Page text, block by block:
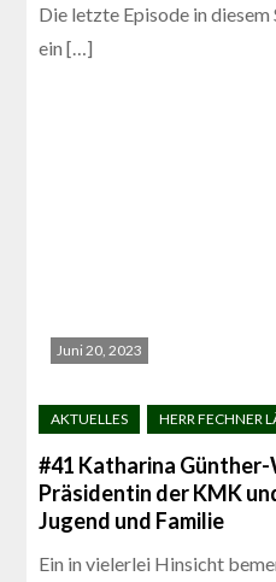
Die letzte Episode in
ein […]
Juni 20, 2023
#41 Katharina Günther-
Präsidentin der KMK
Jugend und Familie
Ein in vielerlei Hinsicht